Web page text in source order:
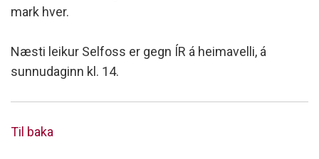
mark hver.
Næsti leikur Selfoss er gegn ÍR á heimavelli, á
sunnudaginn kl. 14.
Til baka